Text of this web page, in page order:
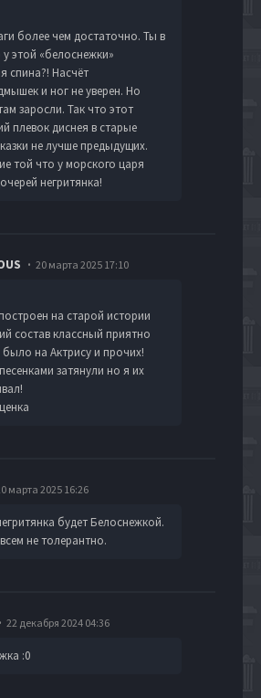
более чем достаточно. Ты в
у этой «белоснежки»
спина?! Насчёт
и ног не уверен. Но
заросли. Так что этот
плевок диснея в старые
не лучше предыдущих.
той что у морского царя
негритянка!
20 марта 2025 17:10
на старой истории
состав классный приятно
было на Актрису и прочих!
затянули но я их
марта 2025 16:26
будет Белоснежкой.
не толерантно.
22 декабря 2024 04:36
:0